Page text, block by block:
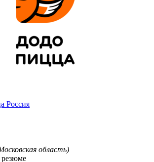
Россия
область)